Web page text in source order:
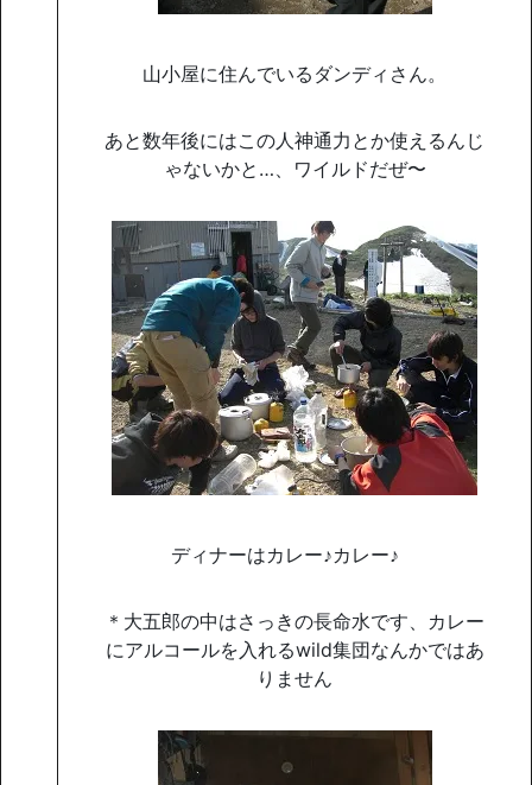
山小屋に住んでいるダンディさん。
あと数年後にはこの人神通力とか使えるんじ
ゃないかと…、ワイルドだぜ〜
ディナーはカレー♪カレー♪
＊大五郎の中はさっきの長命水です、カレー
にアルコールを入れるwild集団なんかではあ
りません